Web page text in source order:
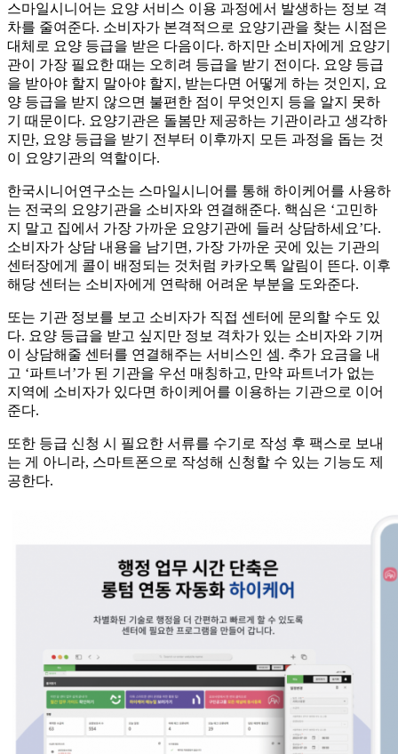
스마일시니어는 요양 서비스 이용 과정에서 발생하는 정보 격
차를 줄여준다. 소비자가 본격적으로 요양기관을 찾는 시점은
대체로 요양 등급을 받은 다음이다. 하지만 소비자에게 요양기
관이 가장 필요한 때는 오히려 등급을 받기 전이다. 요양 등급
을 받아야 할지 말아야 할지, 받는다면 어떻게 하는 것인지, 요
양 등급을 받지 않으면 불편한 점이 무엇인지 등을 알지 못하
기 때문이다. 요양기관은 돌봄만 제공하는 기관이라고 생각하
지만, 요양 등급을 받기 전부터 이후까지 모든 과정을 돕는 것
이 요양기관의 역할이다.
한국시니어연구소는 스마일시니어를 통해 하이케어를 사용하
는 전국의 요양기관을 소비자와 연결해준다. 핵심은 ‘고민하
지 말고 집에서 가장 가까운 요양기관에 들러 상담하세요’다.
소비자가 상담 내용을 남기면, 가장 가까운 곳에 있는 기관의
센터장에게 콜이 배정되는 것처럼 카카오톡 알림이 뜬다. 이후
해당 센터는 소비자에게 연락해 어려운 부분을 도와준다.
또는 기관 정보를 보고 소비자가 직접 센터에 문의할 수도 있
다. 요양 등급을 받고 싶지만 정보 격차가 있는 소비자와 기꺼
이 상담해줄 센터를 연결해주는 서비스인 셈. 추가 요금을 내
고 ‘파트너’가 된 기관을 우선 매칭하고, 만약 파트너가 없는
지역에 소비자가 있다면 하이케어를 이용하는 기관으로 이어
준다.
또한 등급 신청 시 필요한 서류를 수기로 작성 후 팩스로 보내
는 게 아니라, 스마트폰으로 작성해 신청할 수 있는 기능도 제
공한다.